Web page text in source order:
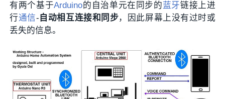
有两个基于Arduino的自治单元在同步的蓝牙链接上进
行通信- 自动相互连接和同步，因此屏幕上没有过时或
丢失的信息。